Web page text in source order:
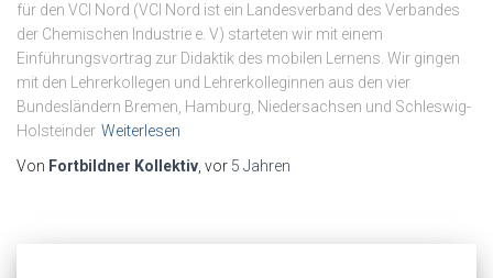
für den VCI Nord (VCI Nord ist ein Landesverband des Verbandes
der Chemischen Industrie e. V) starteten wir mit einem
Einführungsvortrag zur Didaktik des mobilen Lernens. Wir gingen
mit den Lehrerkollegen und Lehrerkolleginnen aus den vier
Bundesländern Bremen, Hamburg, Niedersachsen und Schleswig-
Holsteinder Weiterlesen
Von Fortbildner Kollektiv , vor 5 Jahren